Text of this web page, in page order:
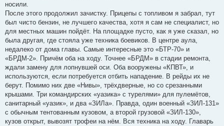
носили.
После этого продолжил зачистку. Прицепы с топливом я забрал, тут
был чисто бензин, не лучшего качества, хотя я сам не специалист, но
для местных машин пойдёт. На площадке пусто, как я уже сказал, но
была другая, где стояла уже техника боевиков. В центре аула,
недалеко от дома главы. Самые интересные это «БТР-70» и
«БРДМ-2». Причём оба на ходу. Точнее «БРДМ» в стадии ремонта,
ждали замену для лопнувшей оси. Оба вооружены «КПВТ», и
используются, если потребуется отбить нападение. В рейды их не
берут. Помимо них две «Нивы», трёхдверные, но со срезанными
крышами. Три командирских «уазика» с турелями» для пулемётов,
санитарный «уазик», и два «ЗИЛа». Правда, один военный «ЗИЛ-131»
с обычным тентованным кузовом, а второй грузовой «ЗИЛ-130»,
кузов открыт, вывозят трофеи на нём. Вся техника на ходу. Главарь